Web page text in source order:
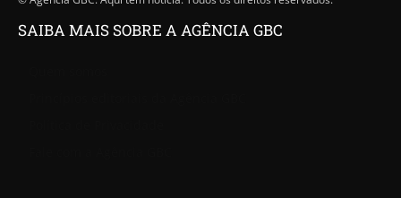
SAIBA MAIS SOBRE A AGÊNCIA GBC